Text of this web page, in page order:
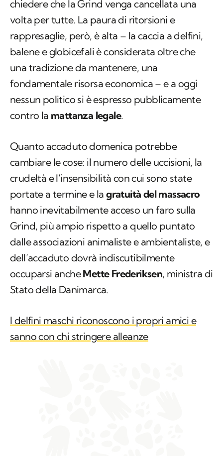
chiedere che la Grind venga cancellata una
volta per tutte. La paura di ritorsioni e
rappresaglie, però, è alta – la caccia a delfini,
balene e globicefali è considerata oltre che
una tradizione da mantenere, una
fondamentale risorsa economica – e a oggi
nessun politico si è espresso pubblicamente
contro la mattanza legale.
Quanto accaduto domenica potrebbe
cambiare le cose: il numero delle uccisioni, la
crudeltà e l’insensibilità con cui sono state
portate a termine e la gratuità del massacro
hanno inevitabilmente acceso un faro sulla
Grind, più ampio rispetto a quello puntato
dalle associazioni animaliste e ambientaliste, e
dell’accaduto dovrà indiscutibilmente
occuparsi ancheMette Frederiksen, ministra di
Stato della Danimarca.
I delfini maschi riconoscono i propri amici e
sanno con chi stringere alleanze